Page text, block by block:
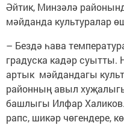
Әйтик, Минзәлә
мәйданда культуралар
– Бездә һава
градуска кадәр суытты.
артык мәйдандагы
районның авыл
башлыгы Илфар Халиков.
рапс, шикәр чөгендере,